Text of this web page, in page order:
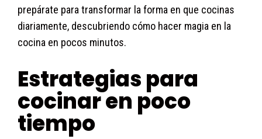
prepárate para transformar la forma en que cocinas
diariamente, descubriendo cómo hacer magia en la
cocina en pocos minutos.
Estrategias para
cocinar en poco
tiempo